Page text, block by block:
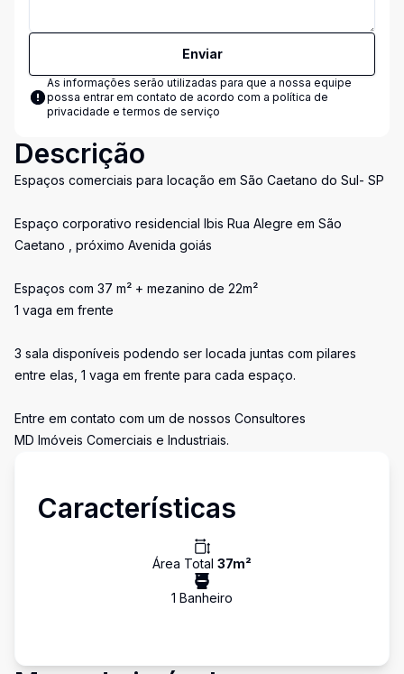
Enviar
As informações serão utilizadas para que a nossa equipe
possa entrar em contato de acordo com a política de
privacidade e termos de serviço
Descrição
Espaços comerciais para locação em São Caetano do Sul- SP
Espaço corporativo residencial Ibis Rua Alegre em São
Caetano , próximo Avenida goiás
Espaços com 37 m² + mezanino de 22m²
1 vaga em frente
3 sala disponíveis podendo ser locada juntas com pilares
entre elas, 1 vaga em frente para cada espaço.
Entre em contato com um de nossos Consultores
MD Imóveis Comerciais e Industriais.
Características
Área Total 37m²
1 Banheiro